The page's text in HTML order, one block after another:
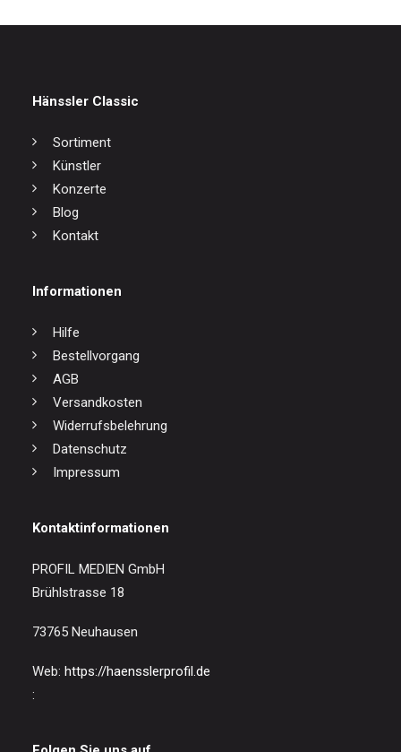
Hänssler Classic
Sortiment
Künstler
Konzerte
Blog
Kontakt
Informationen
Hilfe
Bestellvorgang
AGB
Versandkosten
Widerrufsbelehrung
Datenschutz
Impressum
Kontaktinformationen
PROFIL MEDIEN GmbH
Brühlstrasse 18
73765 Neuhausen
Web: https://haensslerprofil.de
: